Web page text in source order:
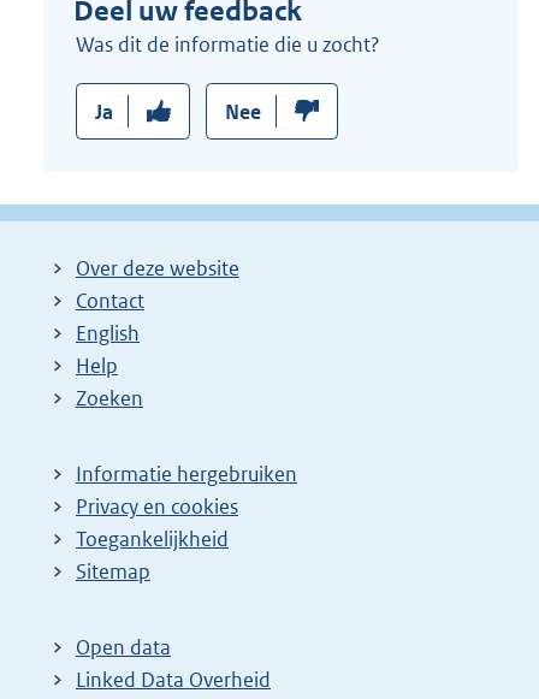
Deel uw feedback
Was dit de informatie die u zocht?
Ja Nee
Over deze website
Contact
English
Help
Zoeken
Informatie hergebruiken
Privacy en cookies
Toegankelijkheid
Sitemap
Open data
Linked Data Overheid